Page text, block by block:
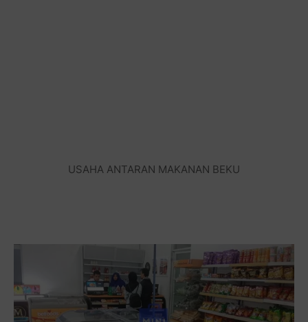
USAHA ANTARAN MAKANAN BEKU